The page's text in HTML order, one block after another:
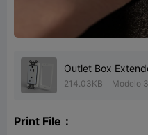
Outlet Box
214.03KB Modelo
Print File：